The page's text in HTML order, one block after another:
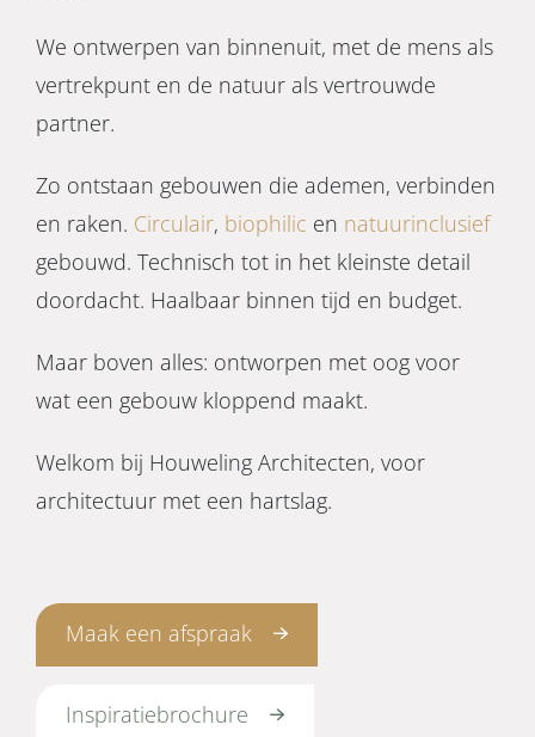
We ontwerpen van binnenuit, met de mens als
vertrekpunt en de natuur als vertrouwde
partner.
Zo ontstaan gebouwen die ademen, verbinden
en raken. Circulair, biophilic en natuurinclusief
gebouwd. Technisch tot in het kleinste detail
doordacht. Haalbaar binnen tijd en budget.
Maar boven alles: ontworpen met oog voor
wat een gebouw kloppend maakt.
Welkom bij Houweling Architecten, voor
architectuur met een hartslag.
Maak een afspraak
Inspiratiebrochure